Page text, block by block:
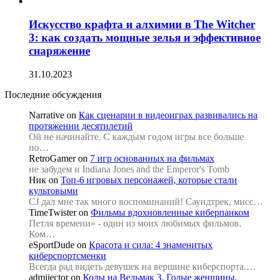
Искусство крафта и алхимии в The Witcher
3: как создать мощные зелья и эффективное
снаряжение
31.10.2023
Последние обсуждения
Narrative on Как сценарии в видеоиграх развивались на
протяжении десятилетий
Ой не начинайте. С каждым годом игры все больше
по…
RetroGamer on 7 игр основанных на фильмах
не забудем и Indiana Jones and the Emperor's Tomb
Ник on Топ-6 игровых персонажей, которые стали
культовыми
CJ дал мне так много воспоминаний! Саундтрек, мисс…
TimeTwister on Фильмы вдохновленные киберпанком
Петля времени» - один из моих любимых фильмов.
Ком…
eSportDude on Красота и сила: 4 знаменитых
киберспортсменки
Всегда рад видеть девушек на вершине киберспорта.…
admijector on Коды на Ведьмак 3. Голые женщины,